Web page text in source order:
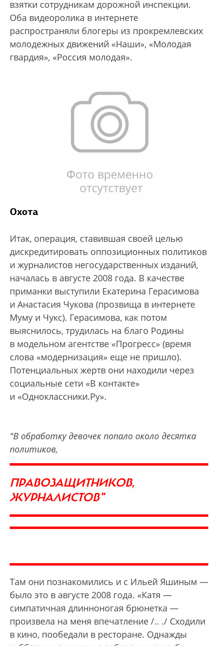
взятки сотрудникам дорожной инспекции.
Оба видеоролика в интернете
распространяли блогеры из прокремлевских
молодежных движений «Наши», «Молодая
гвардия», «Россия молодая».
Охота
Итак, операция, ставившая своей целью
дискредитировать оппозиционных политиков
и журналистов негосударственных изданий,
началась в августе 2008 года. В качестве
приманки выступили Екатерина Герасимова
и Анастасия Чукова (прозвища в интернете
Муму и Чукс). Герасимова, как потом
выяснилось, трудилась на благо Родины
в модельном агентстве «Прогресс» (время
слова «модернизация» еще не пришло).
Потенциальных жертв они находили через
социальные сети «В контакте»
и «Одноклассники.Ру».
"В обработку девочек попало около десятка
политиков,
ПРАВОЗАЩИТНИКОВ,
ЖУРНАЛИСТОВ"
Там они познакомились и с Ильей Яшиным —
было это в августе 2008 года. «Катя —
симпатичная длинноногая брюнетка —
произвела на меня впечатление /.. ./ Сходили
в кино, пообедали в ресторане. Однажды